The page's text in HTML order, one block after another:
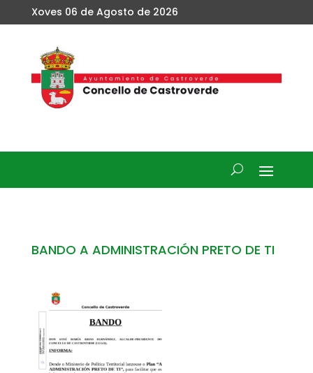
Xoves 06 de Agosto de 2026
BANDO A ADMINISTRACIÓN PRETO DE TI